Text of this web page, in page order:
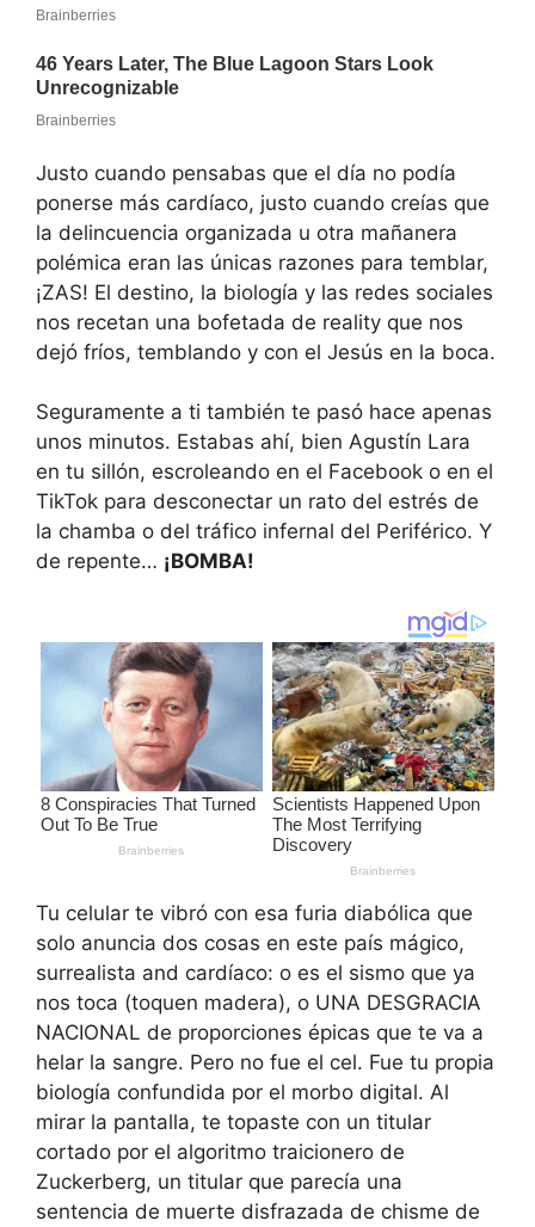
Justo cuando pensabas que el día no podía
ponerse más cardíaco, justo cuando creías que
la delincuencia organizada u otra mañanera
polémica eran las únicas razones para temblar,
¡ZAS! El destino, la biología y las redes sociales
nos recetan una bofetada de reality que nos
dejó fríos, temblando y con el Jesús en la boca.
Seguramente a ti también te pasó hace apenas
unos minutos. Estabas ahí, bien Agustín Lara
en tu sillón, escroleando en el Facebook o en el
TikTok para desconectar un rato del estrés de
la chamba o del tráfico infernal del Periférico. Y
de repente… ¡BOMBA!
Tu celular te vibró con esa furia diabólica que
solo anuncia dos cosas en este país mágico,
surrealista and cardíaco: o es el sismo que ya
nos toca (toquen madera), o UNA DESGRACIA
NACIONAL de proporciones épicas que te va a
helar la sangre. Pero no fue el cel. Fue tu propia
biología confundida por el morbo digital. Al
mirar la pantalla, te topaste con un titular
cortado por el algoritmo traicionero de
Zuckerberg, un titular que parecía una
sentencia de muerte disfrazada de chisme de